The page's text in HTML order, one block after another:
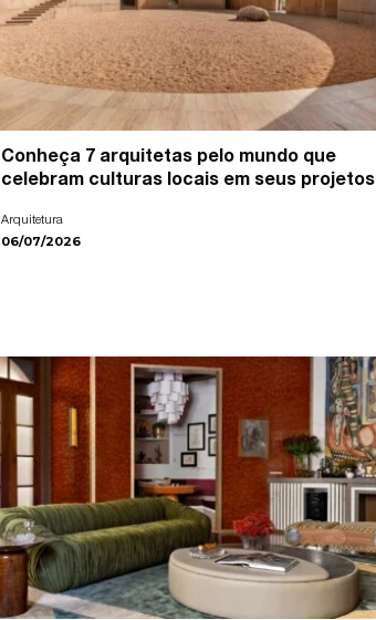
Conheça 7 arquitetas pelo mundo que
celebram culturas locais em seus projetos
Arquitetura
06/07/2026